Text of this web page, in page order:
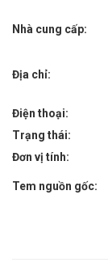
Nhà cung cấp:
Địa chỉ:
Điện thoại:
Trạng thái:
Đơn vị tính:
Tem nguồn gốc: